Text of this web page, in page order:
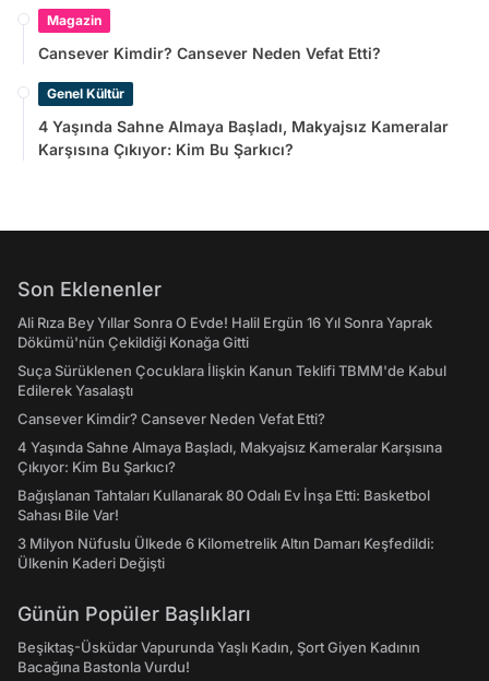
Magazin
Cansever Kimdir? Cansever Neden Vefat Etti?
Genel Kültür
4 Yaşında Sahne Almaya Başladı, Makyajsız Kameralar
Karşısına Çıkıyor: Kim Bu Şarkıcı?
Son Eklenenler
Ali Rıza Bey Yıllar Sonra O Evde! Halil Ergün 16 Yıl Sonra Yaprak
Dökümü'nün Çekildiği Konağa Gitti
Suça Sürüklenen Çocuklara İlişkin Kanun Teklifi TBMM'de Kabul
Edilerek Yasalaştı
Cansever Kimdir? Cansever Neden Vefat Etti?
4 Yaşında Sahne Almaya Başladı, Makyajsız Kameralar Karşısına
Çıkıyor: Kim Bu Şarkıcı?
Bağışlanan Tahtaları Kullanarak 80 Odalı Ev İnşa Etti: Basketbol
Sahası Bile Var!
3 Milyon Nüfuslu Ülkede 6 Kilometrelik Altın Damarı Keşfedildi:
Ülkenin Kaderi Değişti
Günün Popüler Başlıkları
Beşiktaş-Üsküdar Vapurunda Yaşlı Kadın, Şort Giyen Kadının
Bacağına Bastonla Vurdu!